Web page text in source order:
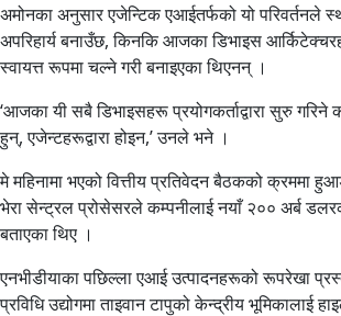
अमोनका अनुसार एजेन्टिक एआईतर्फको यो परिवर्तनले
अपरिहार्य बनाउँछ, किनकि आजका डिभाइस
स्वायत्त रूपमा चल्ने गरी बनाइएका थिएनन् ।
‘आजका यी सबै डिभाइसहरू प्रयोगकर्ताद्वारा सुरु गरिने
हुन्, एजेन्टहरूद्वारा होइन,’ उनले भने ।
मे महिनामा भएको वित्तीय प्रतिवेदन बैठकको क्रममा
भेरा सेन्ट्रल प्रोसेसरले कम्पनीलाई नयाँ २०० अर्ब
बताएका थिए ।
एनभीडीयाका पछिल्ला एआई उत्पादनहरूको रूपरेखा
प्रविधि उद्योगमा ताइवान टापुको केन्द्रीय भूमिकालाई